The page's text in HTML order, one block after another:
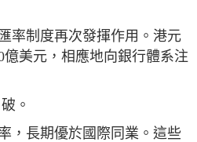
率制度再次發揮作用。港元
美元，相應地向銀行體系注
。
，長期優於國際同業。這些